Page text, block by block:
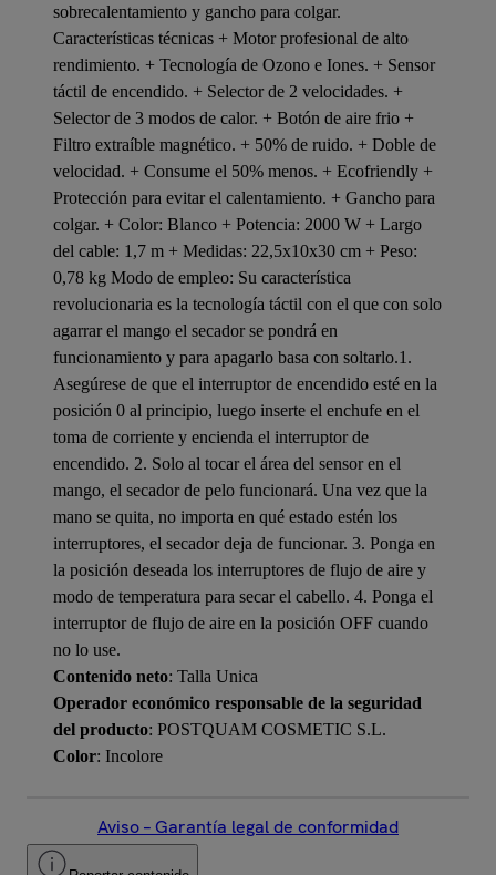
sobrecalentamiento y gancho para colgar.
Características técnicas + Motor profesional de alto
rendimiento. + Tecnología de Ozono e Iones. + Sensor
táctil de encendido. + Selector de 2 velocidades. +
Selector de 3 modos de calor. + Botón de aire frio +
Filtro extraíble magnético. + 50% de ruido. + Doble de
velocidad. + Consume el 50% menos. + Ecofriendly +
Protección para evitar el calentamiento. + Gancho para
colgar. + Color: Blanco + Potencia: 2000 W + Largo
del cable: 1,7 m + Medidas: 22,5x10x30 cm + Peso:
0,78 kg Modo de empleo: Su característica
revolucionaria es la tecnología táctil con el que con solo
agarrar el mango el secador se pondrá en
funcionamiento y para apagarlo basa con soltarlo.1.
Asegúrese de que el interruptor de encendido esté en la
posición 0 al principio, luego inserte el enchufe en el
toma de corriente y encienda el interruptor de
encendido. 2. Solo al tocar el área del sensor en el
mango, el secador de pelo funcionará. Una vez que la
mano se quita, no importa en qué estado estén los
interruptores, el secador deja de funcionar. 3. Ponga en
la posición deseada los interruptores de flujo de aire y
modo de temperatura para secar el cabello. 4. Ponga el
interruptor de flujo de aire en la posición OFF cuando
no lo use.
Contenido neto: Talla Unica
Operador económico responsable de la seguridad
del producto: POSTQUAM COSMETIC S.L.
Color: Incolore
Aviso – Garantía legal de conformidad